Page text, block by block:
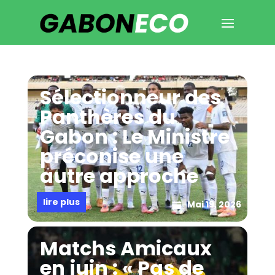
Sélectionneur des
Panthères du
Gabon : Le Ministre
préconise une
autre approche
Mai 19, 2026
lire plus
Matchs Amicaux
en juin : « Pas de